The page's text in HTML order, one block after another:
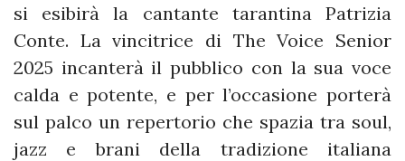
si esibirà la cantante tarantina Patrizia
Conte. La vincitrice di The Voice Senior
2025 incanterà il pubblico con la sua voce
calda e potente, e per l’occasione porterà
sul palco un repertorio che spazia tra soul,
jazz e brani della tradizione italiana